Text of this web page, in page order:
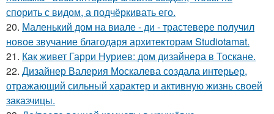
спорить с видом, а подчёркивать его.
20. Маленький дом на виале - ди - трастевере получил
новое звучание благодаря архитекторам Studiotamat.
21. Как живет Гарри Нуриев: дом дизайнера в Тоскане.
22. Дизайнер Валерия Москалева создала интерьер,
отражающий сильный характер и активную жизнь своей
заказчицы.